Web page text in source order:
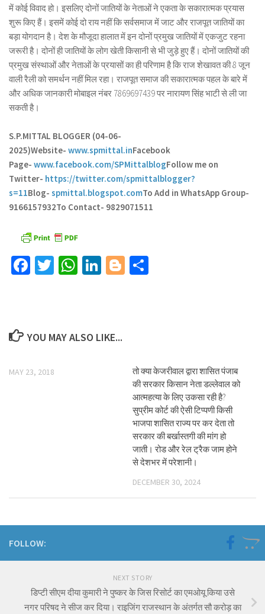
में कोई विवाद हो। इसलिए दोनों जातियों के नेताओं ने एकता के सकारात्मक प्रयास
शुरू किए हैं। इसमें कोई दो राय नहीं कि सर्वसमाज में जाट और राजपूत जातियों का
बड़ा योगदान है। देश के मौजूदा हालात में इन दोनों प्रमुख जातियों में एकजुट रहना
जरूरी है। दोनों ही जातियों के लोग खेती किसानी से भी जुड़े हुए हैं। दोनों जातियों की
प्रमुख संस्थाओं और नेताओं के प्रयासों का ही परिणाम है कि राज शेखावत की 8 जून
वाली रैली को समर्थन नहीं मिल रहा। राजपूत समाज की सकारात्मक पहल के बारे में
और अधिक जानकारी मोबाइल नंबर 7869697439 पर नारायण सिंह भाटी से ली जा
सकती है।
S.P.MITTAL BLOGGER (04-06-
2025)Website- www.spmittal.inFacebook
Page- www.facebook.com/SPMittalblogFollow me on
Twitter- https://twitter.com/spmittalblogger?
s=11Blog- spmittal.blogspot.comTo Add in WhatsApp Group-
9166157932To Contact- 9829071511
Facebook
TwitterWhatsApp
LinkedIn
Blogger
YOU MAY ALSO LIKE...
MAY 23, 2018
तो क्या केजरीवाल द्वारा शासित पंजाब
की सरकार किसान नेता डल्लेवाल को
आत्महत्या के लिए उकसा रही है?
सुप्रीम कोर्ट की ऐसी टिप्पणी किसी
भाजपा शासित राज्य पर कर देता तो
सरकार की बर्खास्तगी की मांग हो
जाती। रोड और रेल ट्रैक जाम होने
से देशभर में परेशानी।
DECEMBER 30, 2024
FOLLOW:
NEXT STORY
डिप्टी सीएम दीया कुमारी ने पुष्कर के जिस रिसोर्ट का एमओयू किया उसे
नगर परिषद ने सीज कर दिया। राइजिंग राजस्थान के अंतर्गत सौ करोड़ का